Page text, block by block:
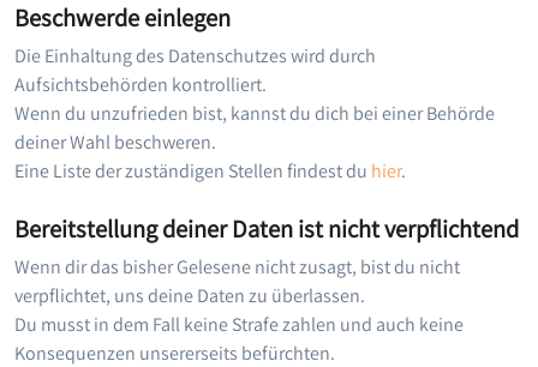
Beschwerde einlegen
Die Einhaltung des Datenschutzes wird durch
Aufsichtsbehörden kontrolliert.
Wenn du unzufrieden bist, kannst du dich bei einer Behörde
deiner Wahl beschweren.
Eine Liste der zuständigen Stellen findest du hier.
Bereitstellung deiner Daten ist nicht verpflichtend
Wenn dir das bisher Gelesene nicht zusagt, bist du nicht
verpflichtet, uns deine Daten zu überlassen.
Du musst in dem Fall keine Strafe zahlen und auch keine
Konsequenzen unsererseits befürchten.